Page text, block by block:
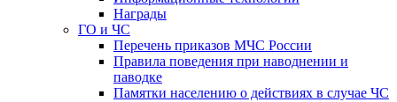
Награды
ГО и ЧС
Перечень приказов МЧС России
Правила поведения при наводнении и
паводке
Памятки населению о действиях в случае ЧС